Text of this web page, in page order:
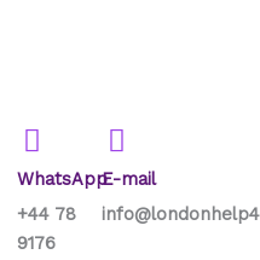
WhatsApp
+44 78
9176
E-mail